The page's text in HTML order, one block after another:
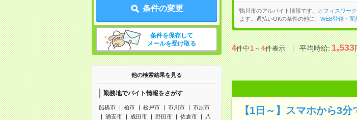
条件の変更
条件を保存して
メールを受け取る
他の検索結果を見る
勤務地でバイト情報をさがす
船橋市 柏市 松戸市 市川市
市原市
浦安市
成田市 野田市 佐倉市
八
鴨川市のアルバイト情報です。 オフィスワー
ます。週払いOKの条件の他に、 WEB登録・面
4件中1～4件表示 平均時給:1,533
【1日～】スマホから3